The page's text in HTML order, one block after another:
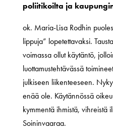
poliitikoilta ja
ok. Maria-Lisa Rodhin
lippuja” lopetettavaksi.
voimassa ollut käytäntö,
luottamustehtävässä
julkiseen liikenteeseen.
enää ole. Käytännössä
kymmentä ihmistä, vihreistä
Soininvaaraa.